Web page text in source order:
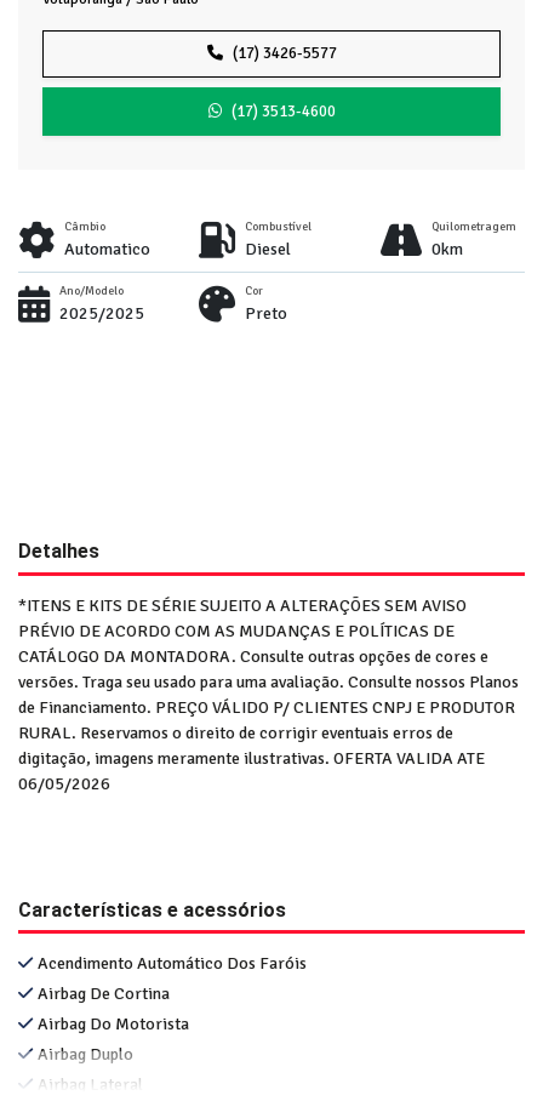
(17) 3426-5577
(17) 3513-4600
Câmbio
Automatico
Combustível
Diesel
Quilometragem
0km
Ano/Modelo
2025/2025
Cor
Preto
Detalhes
*ITENS E KITS DE SÉRIE SUJEITO A ALTERAÇÕES SEM AVISO
PRÉVIO DE ACORDO COM AS MUDANÇAS E POLÍTICAS DE
CATÁLOGO DA MONTADORA. Consulte outras opções de cores e
versões. Traga seu usado para uma avaliação. Consulte nossos Planos
de Financiamento. PREÇO VÁLIDO P/ CLIENTES CNPJ E PRODUTOR
RURAL. Reservamos o direito de corrigir eventuais erros de
digitação, imagens meramente ilustrativas. OFERTA VALIDA ATE
06/05/2026
Características e acessórios
Acendimento Automático Dos Faróis
Airbag De Cortina
Airbag Do Motorista
Airbag Duplo
Airbag Lateral